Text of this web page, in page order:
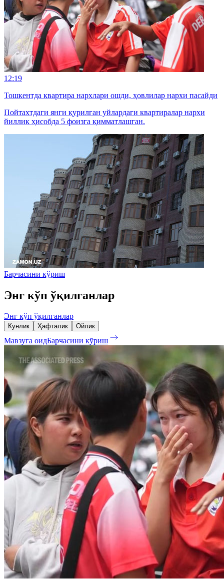
12:19
Тошкентда квартира нархлари ошди, ҳовлилар нархи пасайди
Пойтахтдаги янги қурилган уйлардаги квартиралар нархи
йиллик ҳисобда 5 фоизга қимматлашган.
Барчасини кўриш
Энг кўп ўқилганлар
Энг кўп ўқилганлар
Кунлик Ҳафталик Ойлик
Мавзуга оидБарчасини кўриш